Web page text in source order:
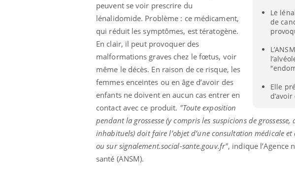
Le
de
Elle
peuvent se voir prescrire du
lénalidomide. Problème : ce médicament,
qui réduit les symptômes, est tératogène.
En clair, il peut provoquer des
malformations graves chez le fœtus, voir
même le décès. En raison de ce risque, les
femmes enceintes ou en âge d’avoir des
enfants ne doivent en aucun cas entrer en
contact avec ce produit. "Toute exposition
pendant la grossesse (y compris les suspicions de
inhabituels) doit faire l’objet d’une consultation médicale
ou sur signalement.social-sante.gouv.fr", indique l’Agence
santé (ANSM).
Fatigue en vacances :
normal ou signe d’une
maladie ?
Et si les caries pouvaient
bientôt disparaître sans
plombage ?
Éclipse solaire du 12 août
: “Des verres adaptés,
c'est indispensable pour
la santé des yeux”
Mon
très
Bébés,